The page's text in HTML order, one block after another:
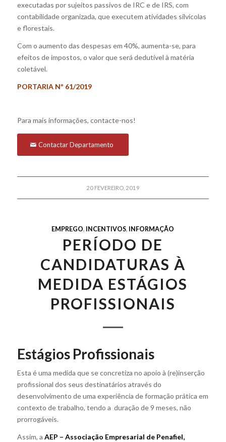
executadas por sujeitos passivos de IRC e de IRS, com
contabilidade organizada, que executem atividades silvícolas
e florestais.
Com o aumento das despesas em 40%, aumenta-se, para
efeitos de impostos, o valor que será dedutível à matéria
coletável.
PORTARIA Nº 61/2019
Para mais informações, contacte-nos!
Contactar Departamento
20 FEVEREIRO, 2019
EMPREGO, INCENTIVOS, INFORMAÇÃO
PERÍODO DE
CANDIDATURAS À
MEDIDA ESTÁGIOS
PROFISSIONAIS
Estágios Profissionais
Esta é uma medida que se concretiza no apoio à (re)inserção
profissional dos seus destinatários através do
desenvolvimento de uma experiência de formação prática em
contexto de trabalho, tendo a duração de 9 meses, não
prorrogáveis.
Assim, a AEP – Associação Empresarial de Penafiel,